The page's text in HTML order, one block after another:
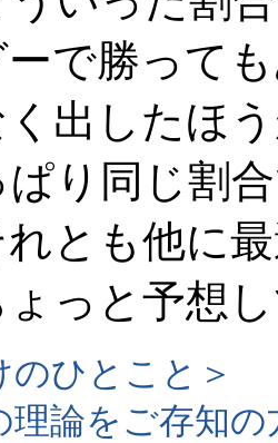
で勝っても
く出したほ
ぱり同じ割
とも他に最
っと予想
ひとこと＞
論をご存知の